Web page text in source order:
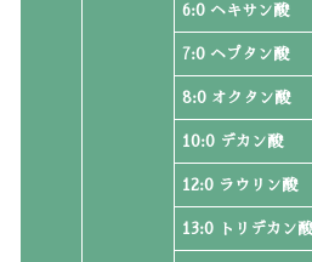
6:0 ヘキサン酸
7:0 ヘプタン酸
8:0 オクタン酸
10:0 デカン酸
12:0 ラウリン酸
13:0 トリデカン